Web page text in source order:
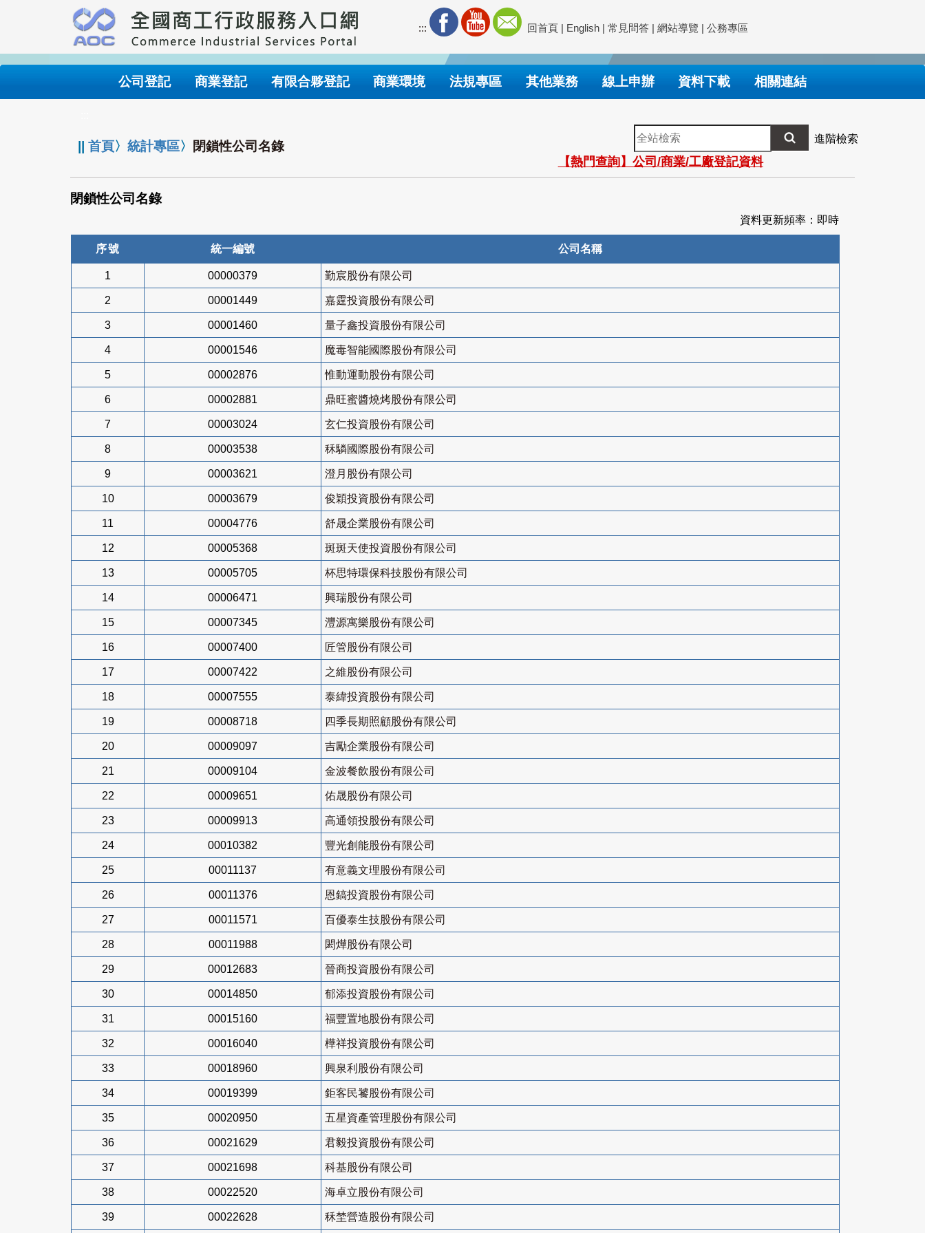
要
內
::: 回首頁 | English | 常見問答 | 網站導覽 | 公務專區
公司登記 商業登記 有限合夥登記 商業環境 法規專區 其他業務 線上申辦 資料下載 相關連結
||首頁〉統計專區〉 閉鎖性公司名錄
全
站
檢
索
進階檢索
【熱門查詢】公司/商業/工廠登記資料
閉鎖性公司名錄
資料更新頻率：即時
序號 統一編號 公司名稱
1 00000379 勤宸股份有限公司
2 00001449 嘉霆投資股份有限公司
3 00001460 量子鑫投資股份有限公司
4 00001546 魔毒智能國際股份有限公司
5 00002876 惟動運動股份有限公司
6 00002881 鼎旺蜜醬燒烤股份有限公司
7 00003024 玄仁投資股份有限公司
8 00003538 秝驎國際股份有限公司
9 00003621 澄月股份有限公司
10 00003679 俊穎投資股份有限公司
11 00004776 舒晟企業股份有限公司
12 00005368 斑斑天使投資股份有限公司
13 00005705 杯思特環保科技股份有限公司
14 00006471 興瑞股份有限公司
15 00007345 灃源寓樂股份有限公司
16 00007400 匠管股份有限公司
17 00007422 之維股份有限公司
18 00007555 泰緯投資股份有限公司
19 00008718 四季長期照顧股份有限公司
20 00009097 吉勵企業股份有限公司
21 00009104 金波餐飲股份有限公司
22 00009651 佑晟股份有限公司
23 00009913 高通領投股份有限公司
24 00010382 豐光創能股份有限公司
25 00011137 有意義文理股份有限公司
26 00011376 恩鎬投資股份有限公司
27 00011571 百優泰生技股份有限公司
28 00011988 閎燁股份有限公司
29 00012683 晉商投資股份有限公司
30 00014850 郁添投資股份有限公司
31 00015160 福豐置地股份有限公司
32 00016040 樺祥投資股份有限公司
33 00018960 興泉利股份有限公司
34 00019399 鉅客民饕股份有限公司
35 00020950 五星資產管理股份有限公司
36 00021629 君毅投資股份有限公司
37 00021698 科基股份有限公司
38 00022520 海卓立股份有限公司
39 00022628 秝埜營造股份有限公司